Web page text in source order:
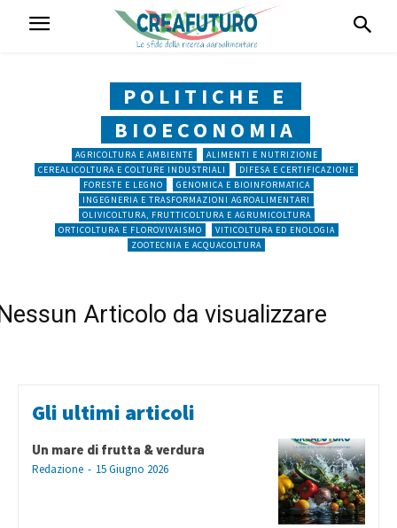
POLITICHE E
BIOECONOMIA
AGRICOLTURA E AMBIENTE
ALIMENTI E NUTRIZIONE
CEREALICOLTURA E COLTURE INDUSTRIALI
DIFESA E CERTIFICAZIONE
FORESTE E LEGNO
GENOMICA E BIOINFORMATICA
INGEGNERIA E TRASFORMAZIONI AGROALIMENTARI
OLIVICOLTURA, FRUTTICOLTURA E AGRUMICOLTURA
ORTICOLTURA E FLOROVIVAISMO
VITICOLTURA ED ENOLOGIA
ZOOTECNIA E ACQUACOLTURA
Articolo da visualizzare
Gli ultimi articoli
Un mare di frutta & verdura
Redazione - 15 Giugno 2026